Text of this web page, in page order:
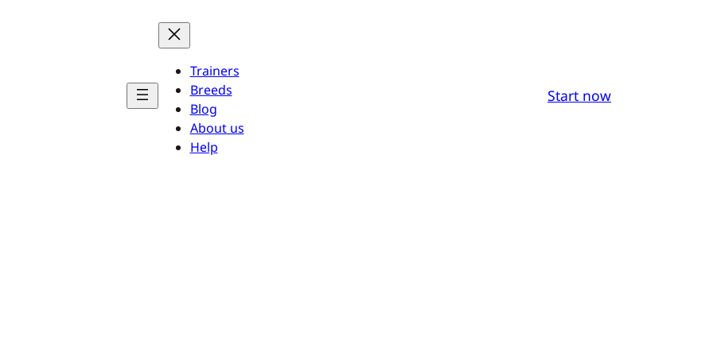
Trainers
Breeds
Blog
About us
Help
Start now